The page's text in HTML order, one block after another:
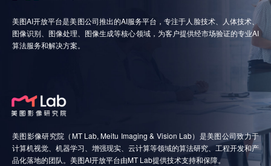
美图AI开放平台是美图公司推出的AI服务平台，专注于人脸技术、人体技术、
图像识别、图像处理、图像生成等核心领域，为客户提供经市场验证的专业AI
算法服务和解决方案。
美图影像研究院（MT Lab, Meitu Imaging & Vision Lab）是美图公司致力于
计算机视觉、机器学习、增强现实、云计算等领域的算法研究、工程开发和产
品化落地的团队。美图AI开放平台由MT Lab提供技术支持和保障。